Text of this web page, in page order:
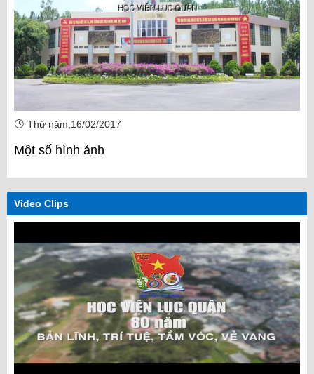
Thứ năm,16/02/2017
Một số hình ảnh
Video Clips